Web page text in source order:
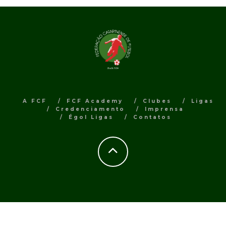
A FCF FCF Academy Clubes
Ligas
Credenciamento
Imprensa
Égol Ligas
Contatos